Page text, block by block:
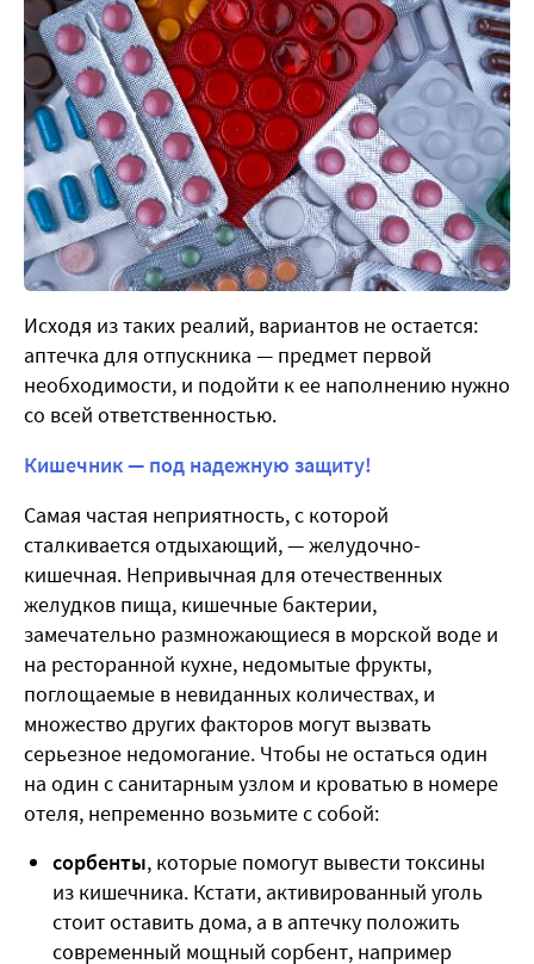
Исходя из таких реалий, вариантов не остается:
аптечка для отпускника — предмет первой
необходимости, и подойти к ее наполнению нужно
со всей ответственностью.
Кишечник — под надежную защиту!
Самая частая неприятность, с которой
сталкивается отдыхающий, — желудочно-
кишечная. Непривычная для отечественных
желудков пища, кишечные бактерии,
замечательно размножающиеся в морской воде и
на ресторанной кухне, недомытые фрукты,
поглощаемые в невиданных количествах, и
множество других факторов могут вызвать
серьезное недомогание. Чтобы не остаться один
на один с санитарным узлом и кроватью в номере
отеля, непременно возьмите с собой:
сорбенты, которые помогут вывести токсины
из кишечника. Кстати, активированный уголь
стоит оставить дома, а в аптечку положить
современный мощный сорбент, например